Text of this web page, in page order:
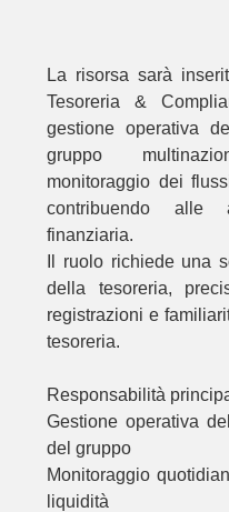
La risorsa sarà
Tesoreria &
gestione operativa
gruppo
monitoraggio dei
contribuendo alle
finanziaria.
Il ruolo richiede una
della tesoreria,
registrazioni e
tesoreria.
Responsabilità
Gestione operativa
del gruppo
Monitoraggio
liquidità